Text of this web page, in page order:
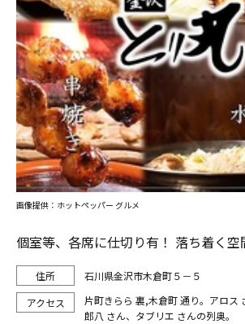
個室等、各席に仕切り有！ 落ち着く空
石川県金沢市木倉町５－５
片町きらら 裏,木倉町 通り。アロス
郎八 さん、タブリエ さんの列奥。
画像提供：ホットペッパー グルメ